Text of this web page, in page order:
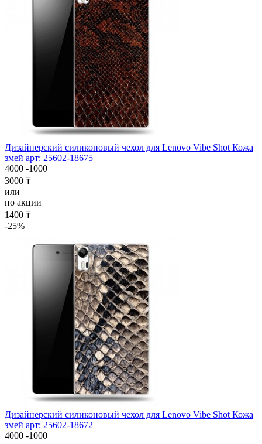
Дизайнерский силиконовый чехол для Lenovo Vibe Shot Кожа
змей арт: 25602-18675
4000 -1000
3000 ₸
или
по акции
1400 ₸
-25%
Дизайнерский силиконовый чехол для Lenovo Vibe Shot Кожа
змей арт: 25602-18672
4000 -1000